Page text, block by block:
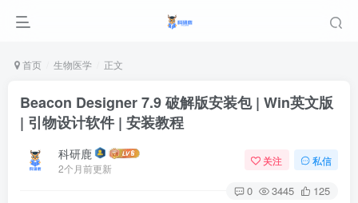
首页 生物医学 正文
Beacon Designer 7.9 破解版安装包 | Win英文版
| 引物设计软件 | 安装教程
科研鹿
2个月前更新
关注 私信
0 3445 125